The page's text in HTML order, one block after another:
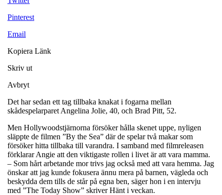
Pinterest
Email
Kopiera Länk
Skriv ut
Avbryt
Det har sedan ett tag tillbaka knakat i fogarna mellan
skådespelarparet Angelina Jolie, 40, och Brad Pitt, 52.
Men Hollywoodstjärnorna försöker hålla skenet uppe, nyligen
släppte de filmen ”By the Sea” där de spelar två makar som
försöker hitta tillbaka till varandra. I samband med filmreleasen
förklarar Angie att den viktigaste rollen i livet är att vara mamma.
– Som hårt arbetande mor trivs jag också med att vara hemma. Jag
önskar att jag kunde fokusera ännu mera på barnen, vägleda och
beskydda dem tills de står på egna ben, säger hon i en intervju
med ”The Today Show” skriver Hänt i veckan.